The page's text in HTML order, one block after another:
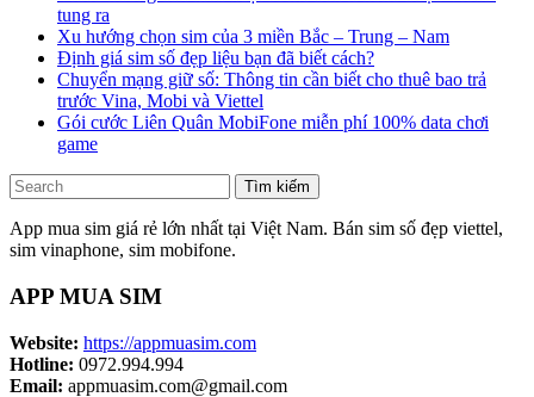
tung ra
Xu hướng chọn sim của 3 miền Bắc – Trung – Nam
Định giá sim số đẹp liệu bạn đã biết cách?
Chuyển mạng giữ số: Thông tin cần biết cho thuê bao trả
trước Vina, Mobi và Viettel
Gói cước Liên Quân MobiFone miễn phí 100% data chơi
game
Tìm kiếm
App mua sim giá rẻ lớn nhất tại Việt Nam. Bán sim số đẹp viettel,
sim vinaphone, sim mobifone.
APP MUA SIM
Website: https://appmuasim.com
Hotline: 0972.994.994
Email: appmuasim.com@gmail.com